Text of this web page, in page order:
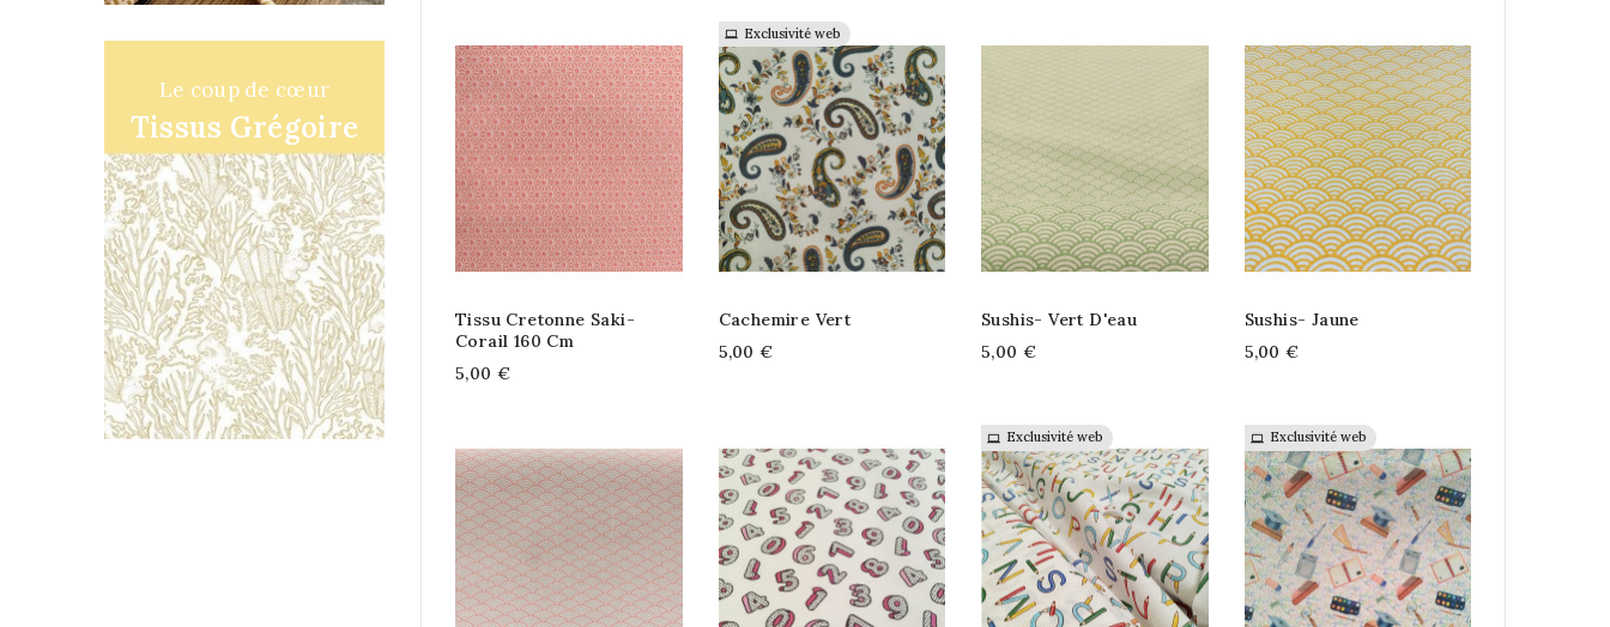
Le coup de cœur
Tissus Grégoire
Tissu Cretonne Saki-
Corail 160 Cm
5,00 €
Exclusivité web
Cachemire Vert
5,00 €
Sushis- Vert D'eau
5,00 €
Sushis- Jaune
5,00 €
Exclusivité web Exclusivité web